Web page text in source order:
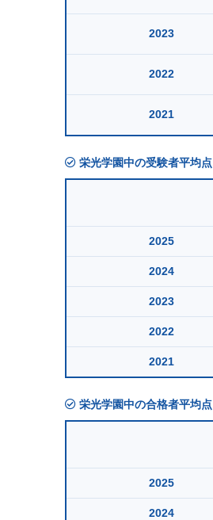
2023
2022
2021
栄光学園中の受験者平均点
2025
2024
2023
2022
2021
栄光学園中の合格者平均点
2025
2024